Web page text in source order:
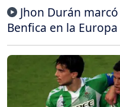
Jhon Durán
Benfica en la